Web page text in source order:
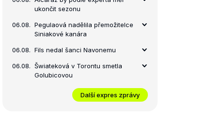
ukončit sezonu
06.08. Pegulaová nadělila přemožitelce
Siniakové kanára
06.08. Fils nedal šanci Navonemu
06.08. Šwiateková v Torontu smetla
Golubicovou
Další expres zprávy